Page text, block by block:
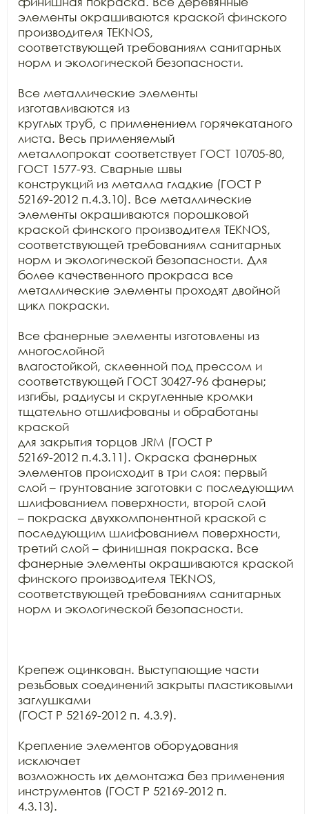
элементы окрашиваются краской финского
производителя TEKNOS,
соответствующей требованиям санитарных
норм и экологической безопасности.
Все металлические элементы
изготавливаются из
круглых труб, с применением горячекатаного
листа. Весь применяемый
металлопрокат соответствует ГОСТ 10705-80,
ГОСТ 1577-93. Сварные швы
конструкций из металла гладкие (ГОСТ Р
52169-2012 п.4.3.10). Все металлические
элементы окрашиваются порошковой
краской финского производителя TEKNOS,
соответствующей требованиям санитарных
норм и экологической безопасности. Для
более качественного прокраса все
металлические элементы проходят двойной
цикл покраски.
Все фанерные элементы изготовлены из
многослойной
влагостойкой, склеенной под прессом и
соответствующей ГОСТ 30427-96 фанеры;
изгибы, радиусы и скругленные кромки
тщательно отшлифованы и обработаны
краской
для закрытия торцов JRM (ГОСТ Р
52169-2012 п.4.3.11). Окраска фанерных
элементов происходит в три слоя: первый
слой – грунтование заготовки с последующим
шлифованием поверхности, второй слой
– покраска двухкомпонентной краской с
последующим шлифованием поверхности,
третий слой – финишная покраска. Все
фанерные элементы окрашиваются краской
финского производителя TEKNOS,
соответствующей требованиям санитарных
норм и экологической безопасности.
Крепеж оцинкован. Выступающие части
резьбовых соединений закрыты пластиковыми
заглушками
(ГОСТ Р 52169-2012 п. 4.3.9).
Крепление элементов оборудования
исключает
возможность их демонтажа без применения
инструментов (ГОСТ Р 52169-2012 п.
4.3.13).